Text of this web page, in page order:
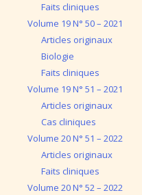
Faits cliniques
Volume 19 N° 50 – 2021
Articles originaux
Biologie
Faits cliniques
Volume 19 N° 51 – 2021
Articles originaux
Cas cliniques
Volume 20 N° 51 – 2022
Articles originaux
Faits cliniques
Volume 20 N° 52 – 2022